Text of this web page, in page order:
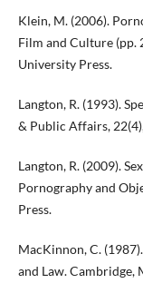
Klein, M. (2006).
Film and Culture (pp.
University Press.
Langton, R. (1993).
& Public Affairs,
Langton, R. (2009).
Pornography and
Press.
MacKinnon, C.
and Law. Cambridge,